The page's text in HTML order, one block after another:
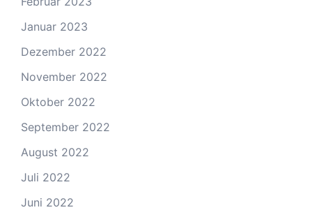
Januar 2023
Dezember 2022
November 2022
Oktober 2022
September 2022
August 2022
Juli 2022
Juni 2022